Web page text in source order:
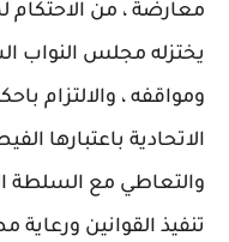
معارضة ، من
يختزله مجلس النواب
ومواقفه ، والالتزام
الاتحادية باعتبارها
والتعاطي مع السلطة
تنفيذ القوانين